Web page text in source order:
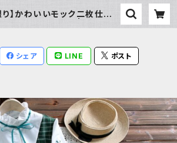
り】かわいいモック二枚仕立て
シェア LINE ポスト